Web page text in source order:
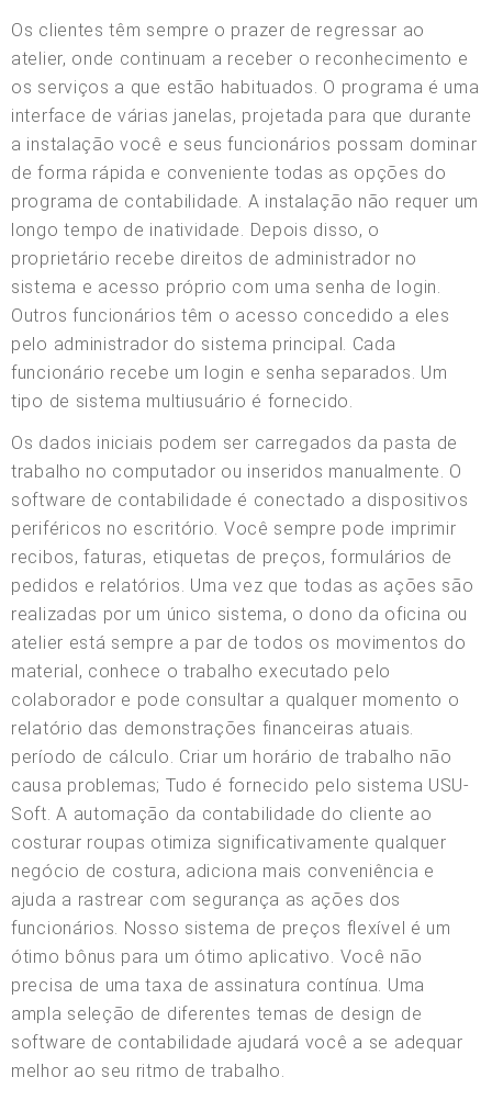
Os clientes têm sempre o prazer de regressar ao
atelier, onde continuam a receber o reconhecimento e
os serviços a que estão habituados. O programa é uma
interface de várias janelas, projetada para que durante
a instalação você e seus funcionários possam dominar
de forma rápida e conveniente todas as opções do
programa de contabilidade. A instalação não requer um
longo tempo de inatividade. Depois disso, o
proprietário recebe direitos de administrador no
sistema e acesso próprio com uma senha de login.
Outros funcionários têm o acesso concedido a eles
pelo administrador do sistema principal. Cada
funcionário recebe um login e senha separados. Um
tipo de sistema multiusuário é fornecido.
Os dados iniciais podem ser carregados da pasta de
trabalho no computador ou inseridos manualmente. O
software de contabilidade é conectado a dispositivos
periféricos no escritório. Você sempre pode imprimir
recibos, faturas, etiquetas de preços, formulários de
pedidos e relatórios. Uma vez que todas as ações são
realizadas por um único sistema, o dono da oficina ou
atelier está sempre a par de todos os movimentos do
material, conhece o trabalho executado pelo
colaborador e pode consultar a qualquer momento o
relatório das demonstrações financeiras atuais.
período de cálculo. Criar um horário de trabalho não
causa problemas; Tudo é fornecido pelo sistema USU-
Soft. A automação da contabilidade do cliente ao
costurar roupas otimiza significativamente qualquer
negócio de costura, adiciona mais conveniência e
ajuda a rastrear com segurança as ações dos
funcionários. Nosso sistema de preços flexível é um
ótimo bônus para um ótimo aplicativo. Você não
precisa de uma taxa de assinatura contínua. Uma
ampla seleção de diferentes temas de design de
software de contabilidade ajudará você a se adequar
melhor ao seu ritmo de trabalho.